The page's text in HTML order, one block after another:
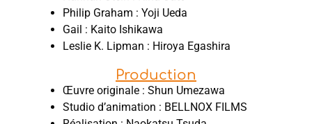
Philip Graham : Yoji Ueda
Gail : Kaito Ishikawa
Leslie K. Lipman : Hiroya Egashira
Production
Œuvre originale : Shun Umezawa
Studio d’animation : BELLNOX FILMS